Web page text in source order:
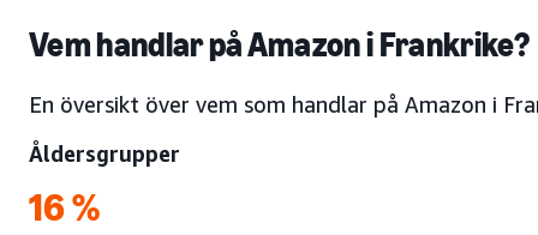
Vem handlar på Amazon i Frankrike?
En översikt över vem som handlar på Amazon i
Åldersgrupper
16 %